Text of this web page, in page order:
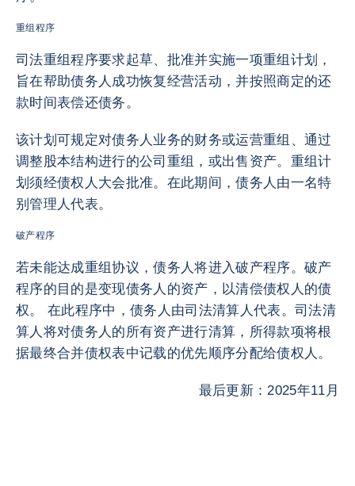
重组程序
司法重组程序要求起草、批准并实施一项重组计划，
旨在帮助债务人成功恢复经营活动，并按照商定的还
款时间表偿还债务。
该计划可规定对债务人业务的财务或运营重组、通过
调整股本结构进行的公司重组，或出售资产。重组计
划须经债权人大会批准。在此期间，债务人由一名特
别管理人代表。
破产程序
若未能达成重组协议，债务人将进入破产程序。破产
程序的目的是变现债务人的资产，以清偿债权人的债
权。 在此程序中，债务人由司法清算人代表。司法清
算人将对债务人的所有资产进行清算，所得款项将根
据最终合并债权表中记载的优先顺序分配给债权人。
最后更新：2025年11月